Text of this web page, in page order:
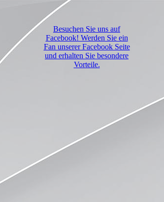
Besuchen Sie uns auf
Facebook! Werden Sie ein
Fan unserer Facebook Seite
und erhalten Sie besondere
Vorteile.